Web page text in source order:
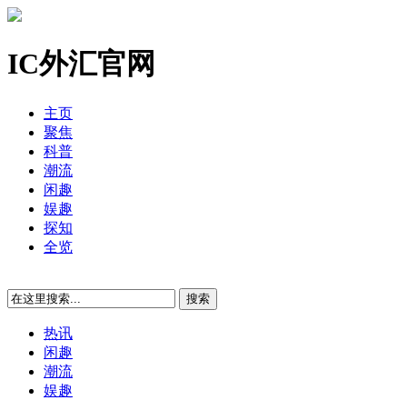
IC外汇官网
主页
聚焦
科普
潮流
闲趣
娱趣
探知
全览
热讯
闲趣
潮流
娱趣